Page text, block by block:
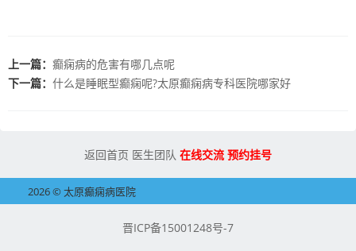
上一篇： 癫痫病的危害有哪几点呢
下一篇： 什么是睡眠型癫痫呢?太原癫痫病专科医院哪家好
返回首页 医生团队 在线交流 预约挂号
2026 © 太原癫痫病医院
晋ICP备15001248号-7